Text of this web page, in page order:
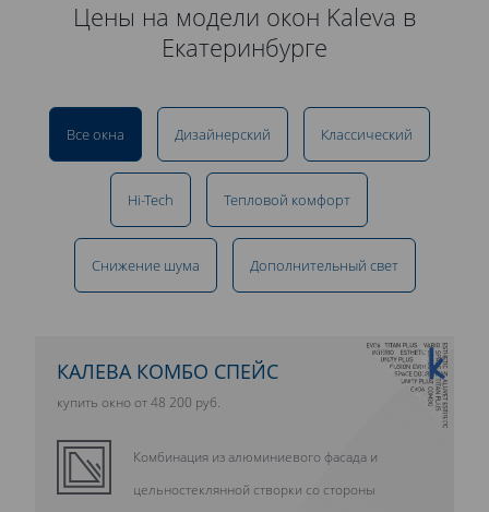
Цены на модели окон Kaleva в
Екатеринбурге
Все окна Дизайнерский Классический
Hi-Tech Тепловой комфорт
Снижение шума Дополнительный свет
10 ЛЕТ ГАРАНТИИ
КАЛЕВА КОМБО СПЕЙС
купить окно от 48 200 руб.
Комбинация из алюминиевого фасада и
цельностеклянной створки со стороны